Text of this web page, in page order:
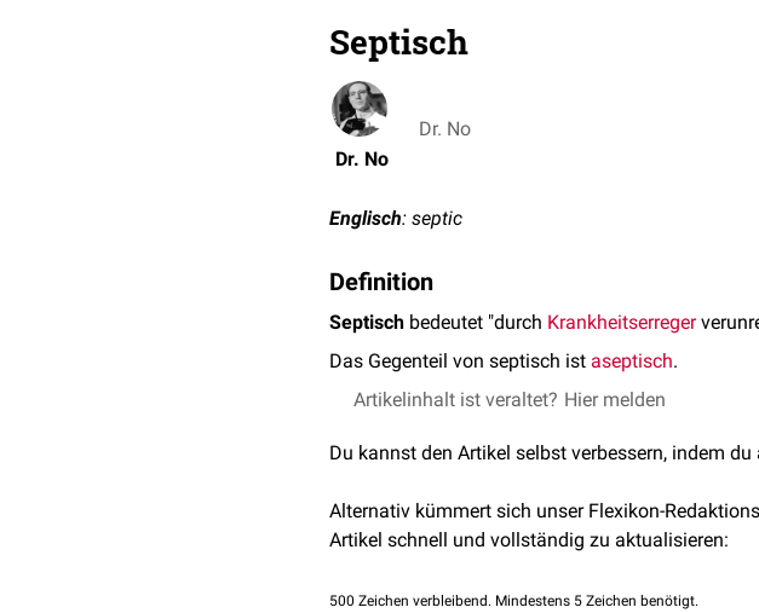
Septisch
Dr. No
Dr. No
Englisch: septic
Definition
Septisch bedeutet "durch Krankheitserreger
Das Gegenteil von septisch ist aseptisch.
Artikelinhalt ist veraltet? Hier melden
Du kannst den Artikel selbst verbessern, indem du
Alternativ kümmert sich unser Flexikon-
Artikel schnell und vollständig zu aktualisieren:
500 Zeichen verbleibend. Mindestens 5 Zeichen benötigt.